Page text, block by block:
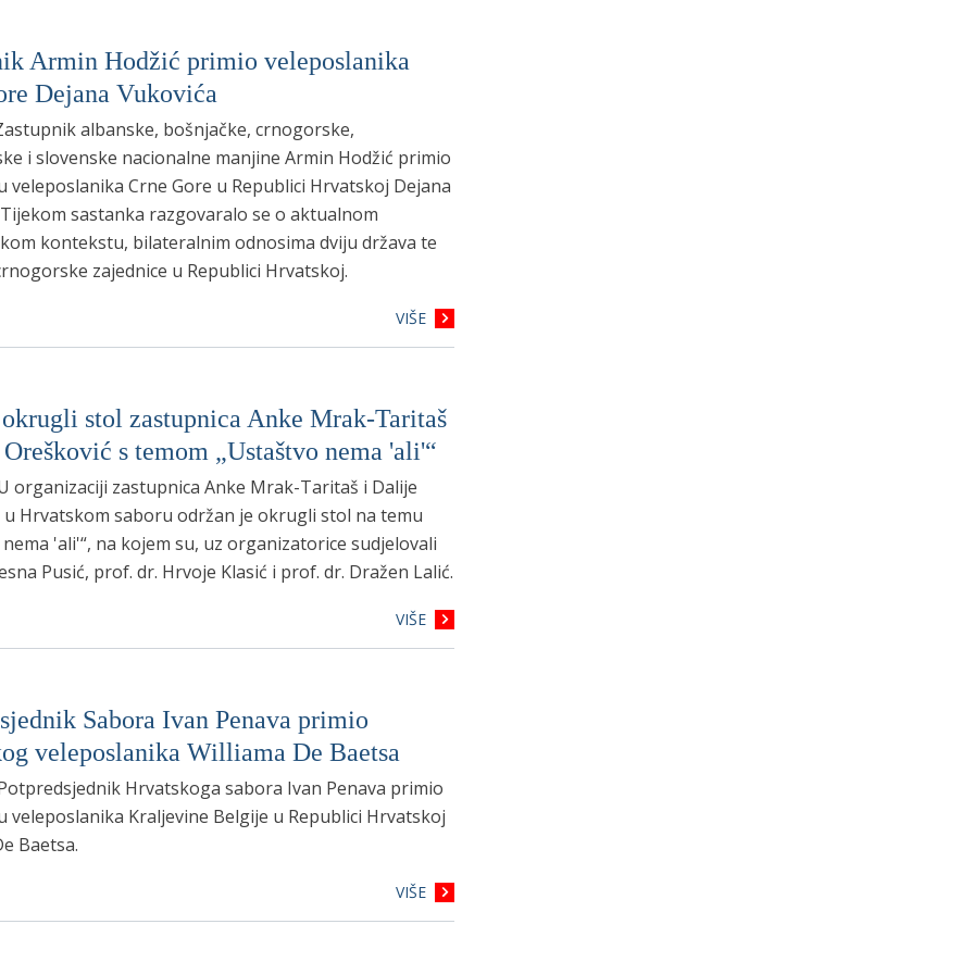
Armin Hodžić primio veleposlanika
Dejana Vukovića
albanske, bošnjačke, crnogorske,
i slovenske nacionalne manjine Armin Hodžić primio
veleposlanika Crne Gore u Republici Hrvatskoj Dejana
sastanka razgovaralo se o aktualnom
kontekstu, bilateralnim odnosima dviju država te
zajednice u Republici Hrvatskoj.
VIŠE
stol zastupnica Anke Mrak-Taritaš
s temom „Ustaštvo nema 'ali'“
organizaciji zastupnica Anke Mrak-Taritaš i Dalije
u Hrvatskom saboru održan je okrugli stol na temu
'ali'“, na kojem su, uz organizatorice sudjelovali
Pusić, prof. dr. Hrvoje Klasić i prof. dr. Dražen Lalić.
VIŠE
Sabora Ivan Penava primio
veleposlanika Williama De Baetsa
Hrvatskoga sabora Ivan Penava primio
veleposlanika Kraljevine Belgije u Republici Hrvatskoj
Baetsa.
VIŠE